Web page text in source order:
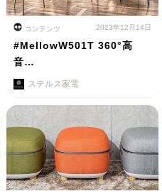
コンテンツ 2023年12月14日
#MellowW501T 360°高
音…
ステルス家電